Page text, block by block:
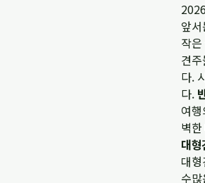
앞
작
견
다.
다.
여
벽한
대
대
수